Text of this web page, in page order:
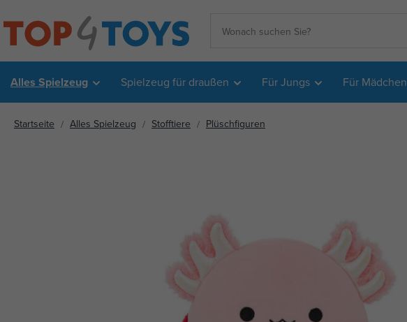
Alles Spielzeug Spielzeug für draußen Für Jungs Für Mädchen
Startseite Alles Spielzeug Stofftiere Plüschfiguren